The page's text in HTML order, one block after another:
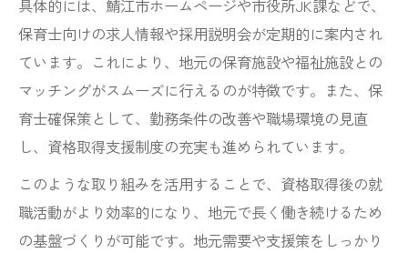
保育士確保策を活用したキャリア形成
地域情報を取り入れた面接対策の工夫
保育士試験合格のために押さえたい勉強法
保育士試験に必要な勉強法とコツを解説
合格率アップを目指す効果的な学習方法
実技試験対策を通信講座で進めるポイント
モチベーション維持のための工夫や習慣
具体的には、鯖江市ホームページや市役所JK課などで、
保育士向けの求人情報や採用説明会が定期的に案内され
ています。これにより、地元の保育施設や福祉施設との
マッチングがスムーズに行えるのが特徴です。また、保
育士確保策として、勤務条件の改善や職場環境の見直
し、資格取得支援制度の充実も進められています。
このような取り組みを活用することで、資格取得後の就
職活動がより効率的になり、地元で長く働き続けるため
の基盤づくりが可能です。地元需要や支援策をしっかり